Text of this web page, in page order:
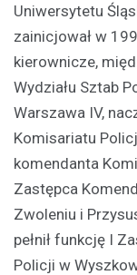
Uniwersytetu
zainicjował w
kierownicze,
Wydziału Sztab
Warszawa IV,
Komisariatu
komendanta
Zastępca
Zwoleniu i
pełnił funkcję I
Policji w